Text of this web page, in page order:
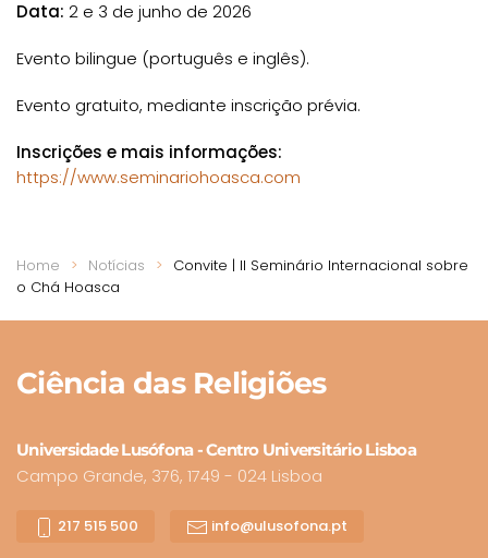
Data: 2 e 3 de junho de 2026
Evento bilingue (português e inglês).
Evento gratuito, mediante inscrição prévia.
Inscrições e mais informações:
https://www.seminariohoasca.com
Home Notícias
Convite | II Seminário Internacional sobre
o Chá Hoasca
Ciência das Religiões
Universidade Lusófona - Centro Universitário Lisboa
Campo Grande, 376, 1749 - 024 Lisboa
217 515 500 info@ulusofona.pt